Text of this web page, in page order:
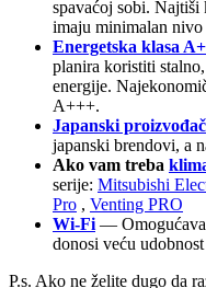
spavaćoj sobi. Najtiši
imaju minimalan
Energetska klasa
planira koristiti
energije.
A+++.
Japanski proizvođač
japanski brendovi, a
Ako vam treba
serije: Mitsubishi
Pro , Venting PRO
Wi-Fi — Omogućava
donosi veću
P.s. Ako ne želite dugo da